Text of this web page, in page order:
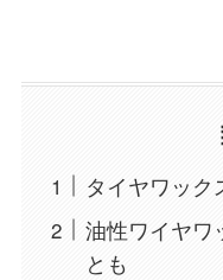
タイヤワック
油性ワイヤワ
とも